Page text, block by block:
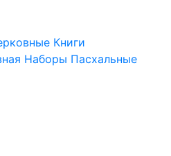
Книги
Наборы Пасхальные